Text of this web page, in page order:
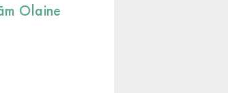
Olaine